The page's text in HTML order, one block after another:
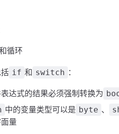
循环
if 和 switch ：
达式的结果必须强制转换为
中的变量类型可以是 byte 、
量